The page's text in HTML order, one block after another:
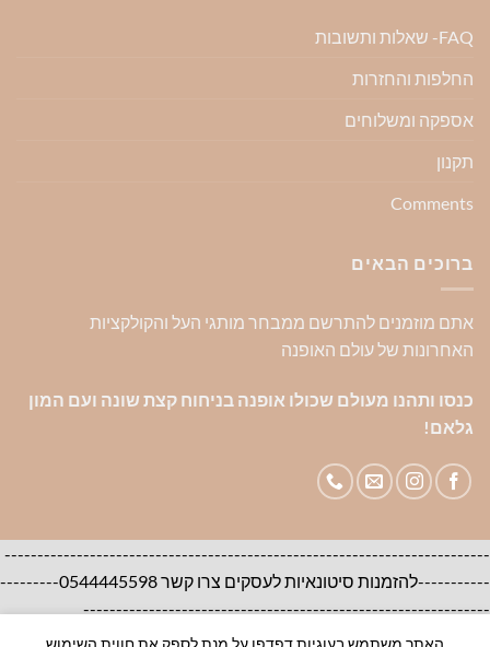
FAQ- שאלות ותשובות
החלפות והחזרות
אספקה ומשלוחים
תקנון
Comments
ברוכים הבאים
אתם מוזמנים להתרשם ממבחר מותגי העל והקולקציות
האחרונות של עולם האופנה
כנסו ותהנו מעולם שכולו אופנה בניחוח קצת שונה ועם המון
גלאם!
--------------------------------------------------------------------------
-----------להזמנות סיטונאיות לעסקים צרו קשר 0544445598---------
--------------------------------------------------------------
האתר משתמש בעוגיות דפדפן על מנת לספק את חווית השימוש